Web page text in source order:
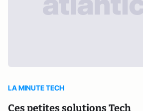
LA MINUTE TECH
Ces petites solutions Tech